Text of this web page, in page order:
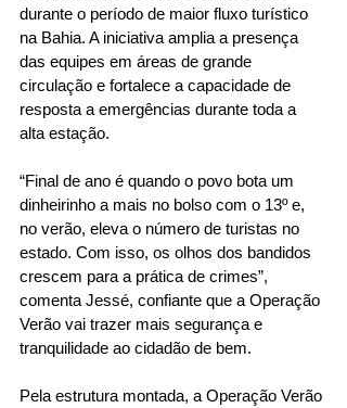
durante o período de maior fluxo turístico
na Bahia. A iniciativa amplia a presença
das equipes em áreas de grande
circulação e fortalece a capacidade de
resposta a emergências durante toda a
alta estação.
“Final de ano é quando o povo bota um
dinheirinho a mais no bolso com o 13º e,
no verão, eleva o número de turistas no
estado. Com isso, os olhos dos bandidos
crescem para a prática de crimes”,
comenta Jessé, confiante que a Operação
Verão vai trazer mais segurança e
tranquilidade ao cidadão de bem.
Pela estrutura montada, a Operação Verão